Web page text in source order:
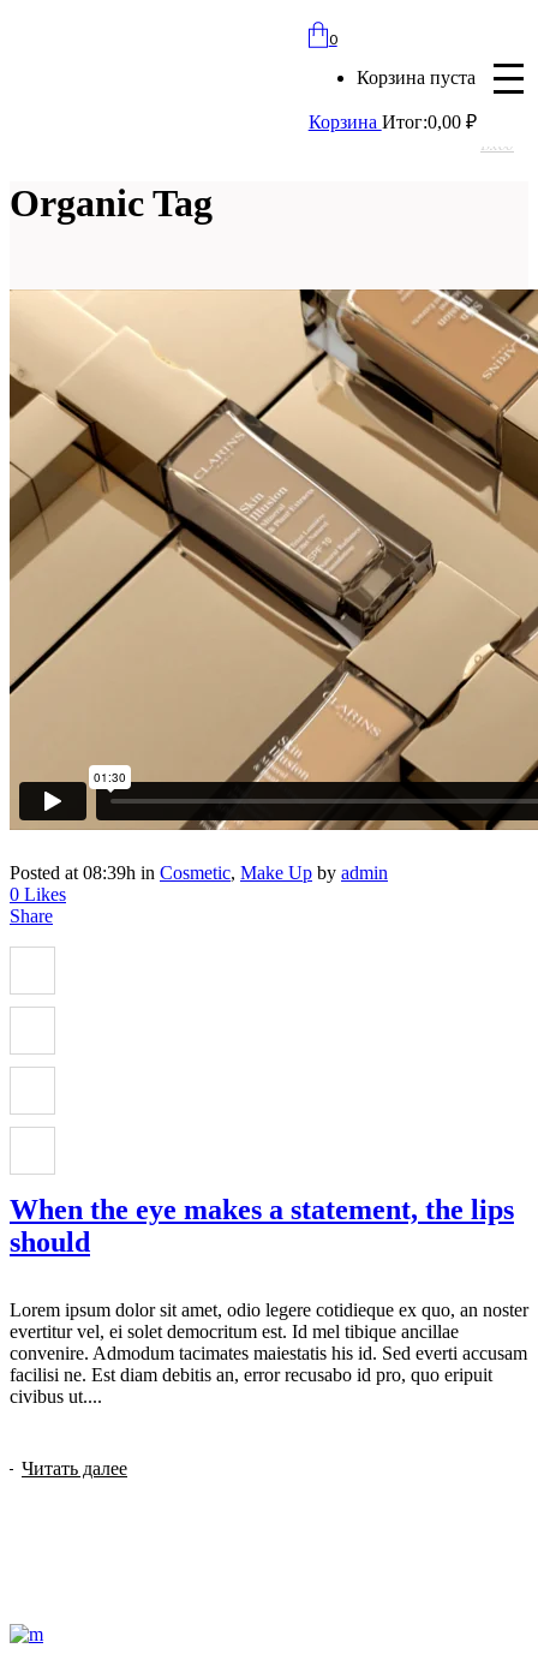
0
Корзина пуста
Корзина Итог:0,00 ₽
Вход
Organic Tag
When the eye makes a statement, the lips
should
Posted at 08:39h in Cosmetic, Make Up by admin
0 Likes
Share
Lorem ipsum dolor sit amet, odio legere cotidieque ex quo, an noster
evertitur vel, ei solet democritum est. Id mel tibique ancillae
convenire. Admodum tacimates maiestatis his id. Sed everti accusam
facilisi ne. Est diam debitis an, error recusabo id pro, quo eripuit
civibus ut....
Читать далее